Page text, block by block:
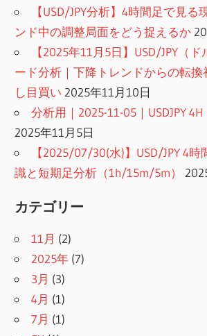
【USD/JPY分析】4時間足で見
ンド中の調整局面をどう捉えるか
【2025年11月5日】USD/JPY（
ード分析｜下降トレンドからの転換
し目買い 2025年11月10日
分析用｜2025-11-05｜USDJPY
2025年11月5日
【2025/07/30(水)】USD/JPY 4
識と短期足分析（1h/15m/5m）
カテゴリー
11月 (2)
2025年 (7)
3月 (3)
4月 (1)
7月 (1)